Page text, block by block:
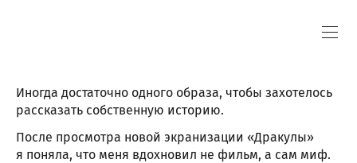
Иногда достаточно одного образа, чтобы захотелось
рассказать собственную историю.
После просмотра новой экранизации «Дракулы»
я поняла, что меня вдохновил не фильм, а сам миф.